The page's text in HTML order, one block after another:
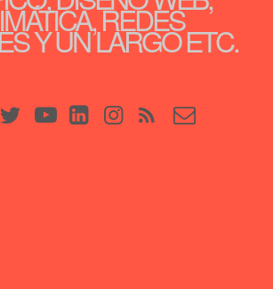
REDES
Y UN LARGO ETC.